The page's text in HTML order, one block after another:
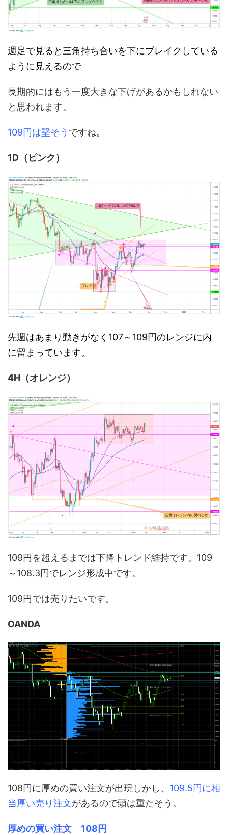
週足で見ると三角持ち合いを下にブレイクしている
ように見えるので
長期的にはもう一度大きな下げがあるかもしれない
と思われます。
109円は堅そう ですね。
1D（ピンク）
先週はあまり動きがなく107～109円のレンジに内
に留まっています。
4H（オレンジ）
109円を超えるまでは下降トレンド維持です。109
～108.3円でレンジ形成中です。
109円では売りたいです。
OANDA
108円に厚めの買い注文が出現しかし、 109.5円に相
当厚い売り注文があるので頭は重たそう。
厚めの買い注文 108円